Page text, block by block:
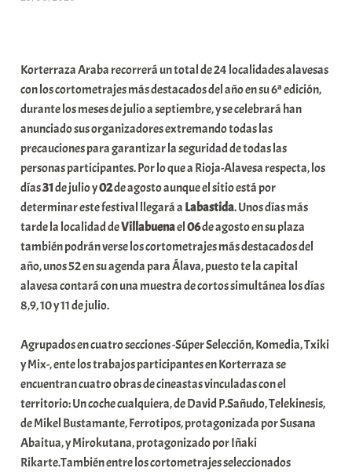
a
r
E
r
r
i
o
x
a
K
o
m
u
i
t
a
t
e
a
Korterraza Araba recorrerá un total de 24 localidades alavesas
con los cortometrajes más destacados del año en su 6ª edición,
durante los meses de julio a septiembre, y se celebrará han
anunciado sus organizadores extremando todas las
precauciones para garantizar la seguridad de todas las
personas participantes. Por lo que a Rioja-Alavesa respecta, los
días31de julio y02de agosto aunque el sitio está por
determinar este festival llegará a Labastida. Unos días más
tarde la localidad deVillabuenael06de agosto en su plaza
también podrán verse los cortometrajes más destacados del
año, unos 52 en su agenda para Álava, puesto te la capital
alavesa contará con una muestra de cortos simultánea los días
8,9, 10 y 11 de julio.
Agrupados en cuatro secciones -Súper Selección, Komedia, Txiki
y Mix-, ente los trabajos participantes en Korterraza se
encuentran cuatro obras de cineastas vinculadas con el
territorio: Un coche cualquiera, de David P.Sañudo, Telekinesis,
de Mikel Bustamante, Ferrotipos, protagonizada por Susana
Abaitua, y Mirokutana, protagonizado por Iñaki
Rikarte.También entre los cortometrajes seleccionados